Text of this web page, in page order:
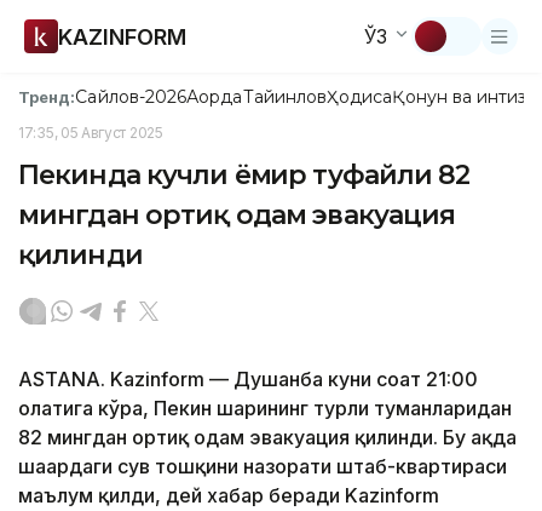
KAZINFORM ЎЗ
Тренд:Сайлов-2026АқордаТайинловҲодисаҚонун ва
17:35, 05 Август 2025
Пекинда кучли ёмғир туфайли 82
мингдан ортиқ одам эвакуация
қилинди
ASTANA. Kazinform — Душанба куни соат 21:00
ҳолатига кўра, Пекин шаҳрининг турли туманларидан
82 мингдан ортиқ одам эвакуация қилинди. Бу ҳақда
шаҳардаги сув тошқини назорати штаб-квартираси
маълум қилди, дей хабар беради Kazinform